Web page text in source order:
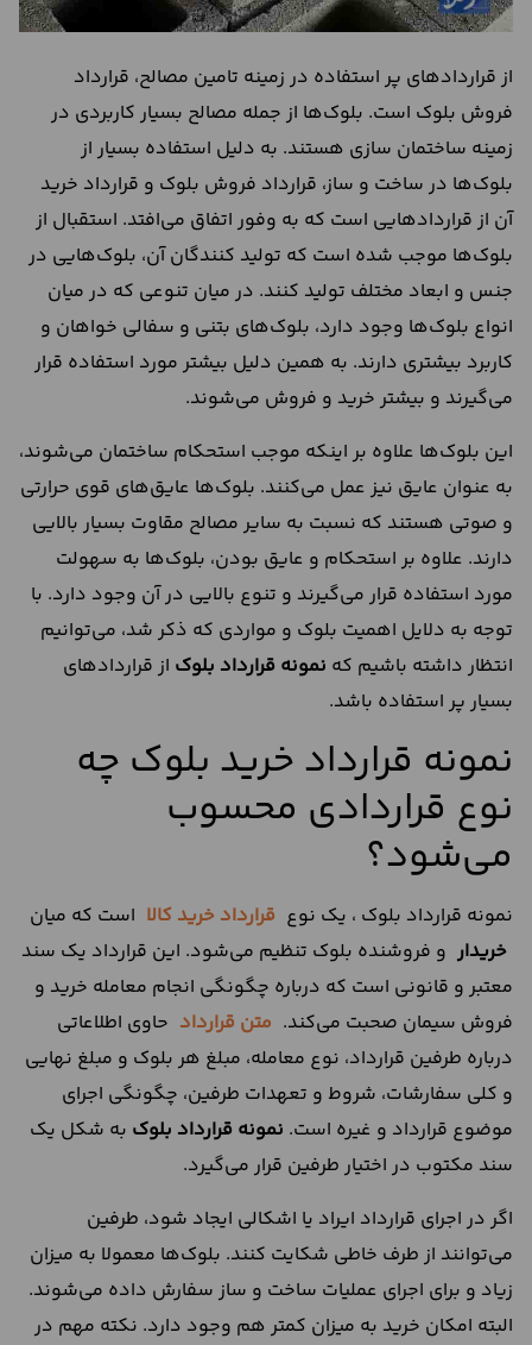
از قراردادهای پر استفاده در زمینه تامین مصالح، قرارداد
فروش بلوک است. بلوک‌ها از جمله مصالح بسیار کاربردی در
زمینه ساختمان سازی هستند. به دلیل استفاده بسیار از
بلوک‌ها در ساخت و ساز، قرارداد فروش بلوک و قرارداد خرید
آن از قراردادهایی است که به وفور اتفاق می‌افتد. استقبال از
بلوک‌ها موجب شده است که تولید کنندگان آن، بلوک‌هایی در
جنس و ابعاد مختلف تولید کنند. در میان تنوعی که در میان
انواع بلوک‌ها وجود دارد، بلوک‌های بتنی و سفالی خواهان و
کاربرد بیشتری دارند. به همین دلیل بیشتر مورد استفاده قرار
می‌گیرند و بیشتر خرید و فروش می‌شوند.
این بلوک‌ها علاوه بر اینکه موجب استحکام ساختمان می‌شوند،
به عنوان عایق نیز عمل می‌کنند. بلوک‌ها عایق‌های قوی حرارتی
و صوتی هستند که نسبت به سایر مصالح مقاوت بسیار بالایی
دارند. علاوه بر استحکام و عایق بودن، بلوک‌ها به سهولت
مورد استفاده قرار می‌گیرند و تنوع بالایی در آن وجود دارد. با
توجه به دلایل اهمیت بلوک و مواردی که ذکر شد، می‌توانیم
انتظار داشته باشیم که نمونه قرارداد بلوک از قراردادهای
بسیار پر استفاده باشد.
نمونه قرارداد خرید بلوک چه
نوع قراردادی محسوب
می‌شود؟
نمونه قرارداد بلوک ، یک نوع قرارداد خرید کالا است که میان
خریدار و فروشنده بلوک تنظیم می‌شود. این قرارداد یک سند
معتبر و قانونی است که درباره چگونگی انجام معامله خرید و
فروش سیمان صحبت می‌کند. متن قرارداد حاوی اطلاعاتی
درباره طرفین قرارداد، نوع معامله، مبلغ هر بلوک و مبلغ نهایی
و کلی سفارشات، شروط و تعهدات طرفین، چگونگی اجرای
موضوع قرارداد و غیره است. نمونه قرارداد بلوک به شکل یک
سند مکتوب در اختیار طرفین قرار می‌گیرد.
اگر در اجرای قرارداد ایراد یا اشکالی ایجاد شود، طرفین
می‌توانند از طرف خاطی شکایت کنند. بلوک‌ها معمولا به میزان
زیاد و برای اجرای عملیات ساخت و ساز سفارش داده می‌شوند.
البته امکان خرید به میزان کمتر هم وجود دارد. نکته مهم در